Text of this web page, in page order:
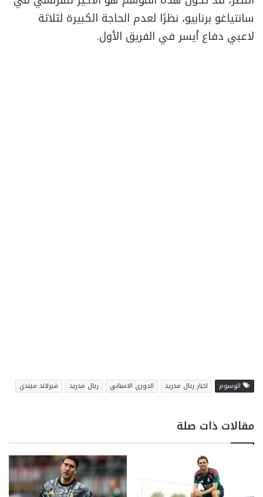
سانتياغو برنابيو، نظرًا لعدم الحاجة الكبيرة لثلاثة
لاعبي دفاع أيسر في الفريق الأول.
الوسوم اخبار ريال مدريد الدوري الاسباني ريال مدريد فيرلاند ميندي
مقالات ذات صلة